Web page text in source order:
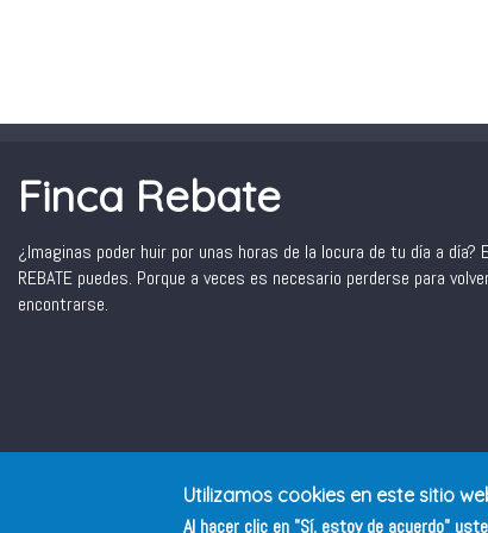
Finca Rebate
¿Imaginas poder huir por unas horas de la locura de tu día a día?
REBATE puedes. Porque a veces es necesario perderse para
encontrarse.
Utilizamos cookies en este sitio
Al hacer clic en "Sí, estoy de acuerdo"